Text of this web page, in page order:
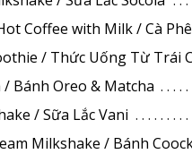
Bánh Oreo & Matcha
/ Sữa Lắc Vani